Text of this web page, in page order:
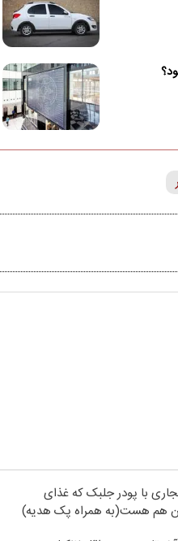
با پودر جلبک که غذای
هم هست(به همراه پک هدیه)